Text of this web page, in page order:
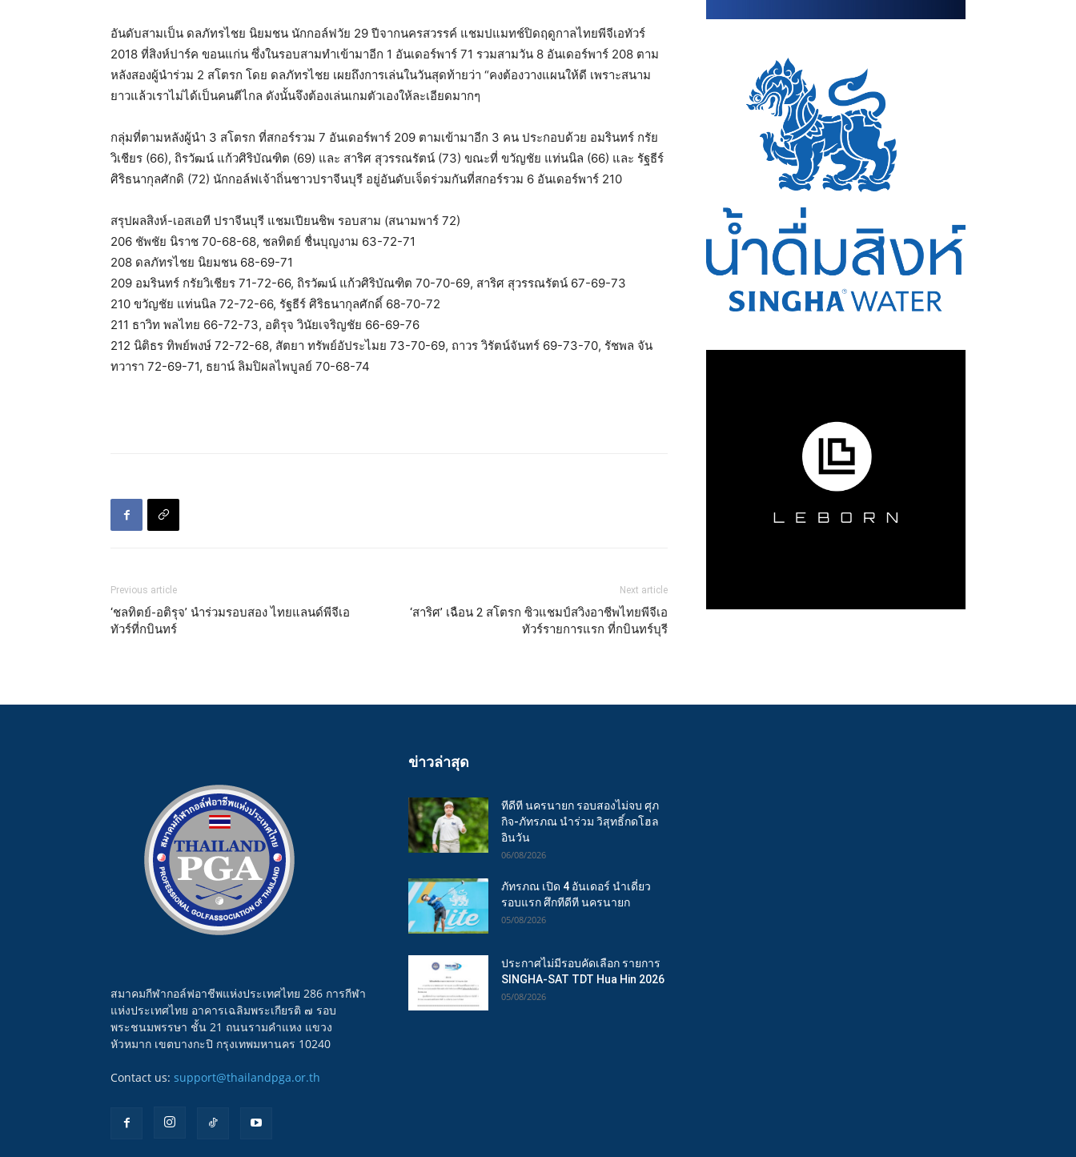
อันดับสามเป็น ดลภัทรไชย นิยมชน นักกอล์ฟวัย 29 ปีจากนครสวรรค์ แชมปแมทช์ปิดฤดูกาลไทยพีจีเอทัวร์
2018 ที่สิงห์ปาร์ค ขอนแก่น ซึ่งในรอบสามทำเข้ามาอีก 1 อันเดอร์พาร์ 71 รวมสามวัน 8 อันเดอร์พาร์ 208 ตาม
หลังสองผู้นำร่วม 2 สโตรก โดย ดลภัทรไชย เผยถึงการเล่นในวันสุดท้ายว่า “คงต้องวางแผนให้ดี เพราะสนาม
ยาวแล้วเราไม่ได้เป็นคนตีไกล ดังนั้นจึงต้องเล่นเกมตัวเองให้ละเอียดมากๆ
กลุ่มที่ตามหลังผู้นำ 3 สโตรก ที่สกอร์รวม 7 อันเดอร์พาร์ 209 ตามเข้ามาอีก 3 คน ประกอบด้วย อมรินทร์ กรัย
วิเชียร (66), ถิรวัฒน์ แก้วศิริบัณฑิต (69) และ สาริศ สุวรรณรัตน์ (73) ขณะที่ ขวัญชัย แท่นนิล (66) และ รัฐธีร์
ศิริธนากุลศักดิ (72) นักกอล์ฟเจ้าถิ่นชาวปราจีนบุรี อยู่อันดับเจ็ดร่วมกันที่สกอร์รวม 6 อันเดอร์พาร์ 210
สรุปผลสิงห์-เอสเอที ปราจีนบุรี แชมเปียนชิพ รอบสาม (สนามพาร์ 72)
206 ชัพชัย นิราช 70-68-68, ชลทิตย์ ชื่นบุญงาม 63-72-71
208 ดลภัทรไชย นิยมชน 68-69-71
209 อมรินทร์ กรัยวิเชียร 71-72-66, ถิรวัฒน์ แก้วศิริบัณฑิต 70-70-69, สาริศ สุวรรณรัตน์ 67-69-73
210 ขวัญชัย แท่นนิล 72-72-66, รัฐธีร์ ศิริธนากุลศักดิ์ 68-70-72
211 ธาวิท พลไทย 66-72-73, อติรุจ วินัยเจริญชัย 66-69-76
212 นิติธร ทิพย์พงษ์ 72-72-68, สัตยา ทรัพย์อัประไมย 73-70-69, ถาวร วิรัตน์จันทร์ 69-73-70, รัชพล จัน
ทวารา 72-69-71, ธยาน์ ลิมปิผลไพบูลย์ 70-68-74
Previous article
‘ชลทิตย์-อติรุจ’ นำร่วมรอบสอง ไทยแลนด์พีจีเอ
ทัวร์ที่กบินทร์
Next article
‘สาริศ’ เฉือน 2 สโตรก ซิวแชมป์สวิงอาชีพไทยพีจีเอ
ทัวร์รายการแรก ที่กบินทร์บุรี
สมาคมกีฬากอล์ฟอาชีพแห่งประเทศไทย 286 การกีฬา
แห่งประเทศไทย อาคารเฉลิมพระเกียรติ ๗ รอบ
พระชนมพรรษา ชั้น 21 ถนนรามคำแหง แขวง
หัวหมาก เขตบางกะปิ กรุงเทพมหานคร 10240
Contact us: support@thailandpga.or.th
ข่าวล่าสุด
ทีดีที นครนายก รอบสองไม่จบ ศุภ
กิจ-ภัทรภณ นำร่วม วิสุทธิ์กดโฮล
อินวัน
06/08/2026
ภัทรภณ เปิด 4 อันเดอร์ นำเดี่ยว
รอบแรก ศึกทีดีที นครนายก
05/08/2026
ประกาศไม่มีรอบคัดเลือก รายการ
SINGHA-SAT TDT Hua Hin 2026
05/08/2026